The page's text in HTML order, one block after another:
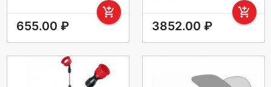
add_shopping_cart
655.00 ₽
add_shopping_cart
3852.00 ₽